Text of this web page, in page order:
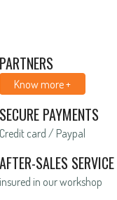
PARTNERS
Know more +
SECURE PAYMENTS
Credit card / Paypal
AFTER-SALES SERVICE
insured in our workshop